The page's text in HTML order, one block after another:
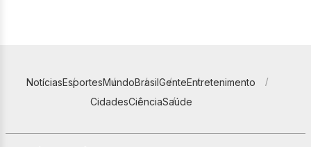
NotíciasEsportesMundoBrasilGenteEntretenimento
CidadesCiênciaSaúde